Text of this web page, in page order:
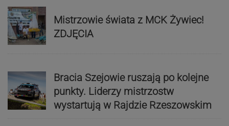
Mistrzowie świata z MCK Żywiec!
ZDJĘCIA
Bracia Szejowie ruszają po kolejne
punkty. Liderzy mistrzostw
wystartują w Rajdzie Rzeszowskim